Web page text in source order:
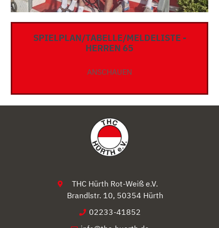
SPIELPLAN/TABELLE/MELDELISTE -
HERREN 65
ANSCHAUEN
THC Hürth Rot-Weiß e.V.
Brandlstr. 10, 50354 Hürth
02233-41852